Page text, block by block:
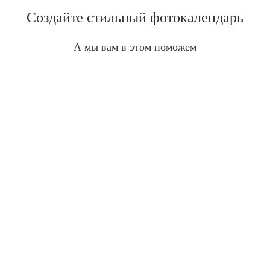
Создайте стильный фотокалендарь
А мы вам в этом поможем